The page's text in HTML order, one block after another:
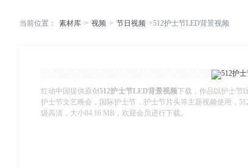
当前位置： 素材库 > 视频 > 节日视频 >512护士节LED背景视频
红动中国提供原创512护士节LED背景视频下载，作品以护士节l
护士节文艺晚会，国际护士节，护士节片头等主题视频使用，
级高清，大小84.16 MB，欢迎会员进行下载。